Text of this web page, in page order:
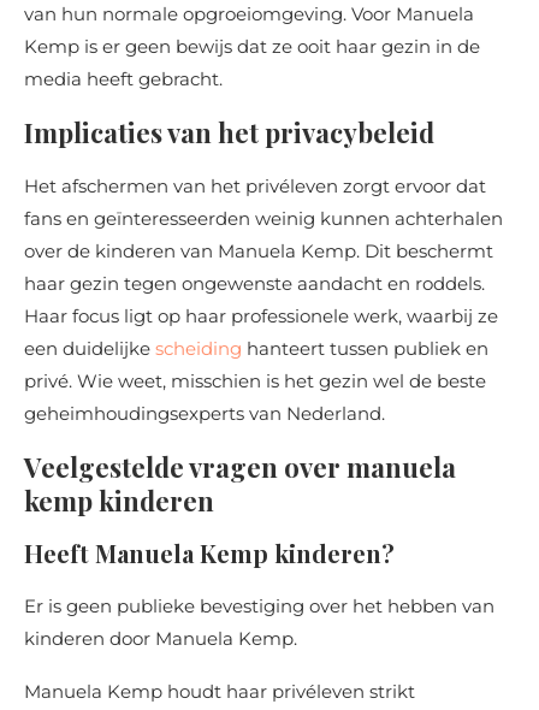
van hun normale opgroeiomgeving. Voor Manuela
Kemp is er geen bewijs dat ze ooit haar gezin in de
media heeft gebracht.
Implicaties van het privacybeleid
Het afschermen van het privéleven zorgt ervoor dat
fans en geïnteresseerden weinig kunnen achterhalen
over de kinderen van Manuela Kemp. Dit beschermt
haar gezin tegen ongewenste aandacht en roddels.
Haar focus ligt op haar professionele werk, waarbij ze
een duidelijke scheiding hanteert tussen publiek en
privé. Wie weet, misschien is het gezin wel de beste
geheimhoudingsexperts van Nederland.
Veelgestelde vragen over manuela
kemp kinderen
Heeft Manuela Kemp kinderen?
Er is geen publieke bevestiging over het hebben van
kinderen door Manuela Kemp.
Manuela Kemp houdt haar privéleven strikt